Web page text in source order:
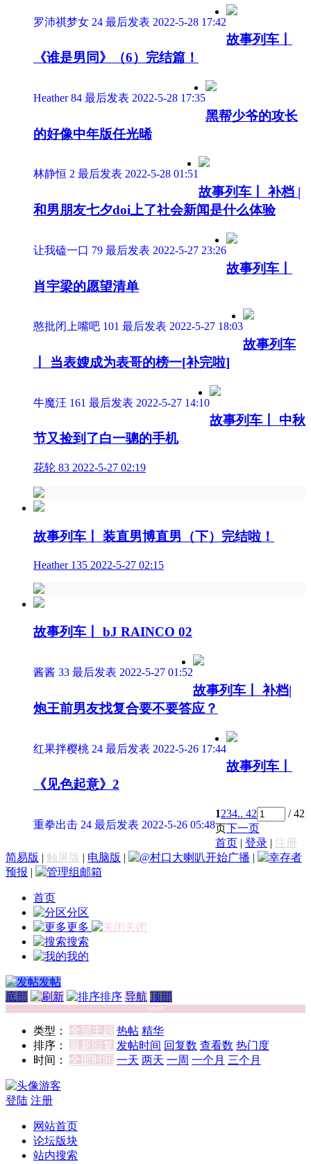
罗沛祺梦女 24 最后发表 2022-5-28 17:42
故事列车丨
《谁是男同》（6）完结篇！
Heather84 最后发表 2022-5-28 17:35
黑帮少爷的攻长
的好像中年版任光晞
林静恒 2 最后发表 2022-5-28 01:51
故事列车丨 补档 |
和男朋友七夕doi上了社会新闻是什么体验
让我磕一口 79 最后发表 2022-5-27 23:26
故事列车丨
肖宇梁的愿望清单
憨批闭上嘴吧 101 最后发表 2022-5-27 18:03
故事列车
丨 当表嫂成为表哥的榜一[补完啦]
牛魔汪 161 最后发表 2022-5-27 14:10
故事列车丨 中秋
节又捡到了白一骢的手机
花轮 83 2022-5-27 02:19
故事列车丨 装直男博直男（下）完结啦！
Heather 135 2022-5-27 02:15
故事列车丨 bJ RAINCO 02
酱酱 33 最后发表 2022-5-27 01:52
故事列车丨 补档|
炮王前男友找复合要不要答应？
红果拌樱桃 24 最后发表 2022-5-26 17:44
故事列车丨
《见色起意》2
重拳出击 24 最后发表 2022-5-26 05:48
1234.. 42
/ 42
页下一页
首页 | 登录 | 注册
简易版 | 触屏版 | 电脑版 | @村口大喇叭开始广播 |
幸存者
预报 | 管理组邮箱
首页
分区
更多
关闭
搜索
我的
发帖
底部
排序 导航 顶部
类型： 全部主题 热帖 精华
排序：
最新回复 发帖时间 回复数 查看数 热门度
时间：
全部时间 一天 两天 一周 一个月 三个月
游客
登陆 注册
网站首页
论坛版块
站内搜索